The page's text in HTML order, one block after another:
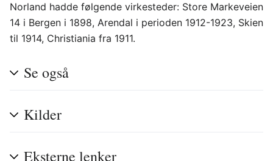
Norland hadde følgende virkesteder: Store Markeveien
14 i Bergen i 1898, Arendal i perioden 1912-1923, Skien
til 1914, Christiania fra 1911.
Se også
Kilder
Eksterne lenker